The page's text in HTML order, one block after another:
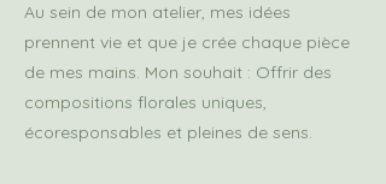
Au sein de mon atelier, mes idées
prennent vie et que je crée chaque pièce
de mes mains. Mon souhait : Offrir des
compositions florales uniques,
écoresponsables et pleines de sens.